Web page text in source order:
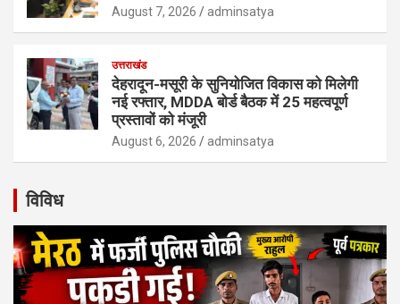
August 7, 2026 adminsatya
उत्तराखंड
देहरादून-मसूरी के सुनियोजित विकास को मिलेगी
नई रफ्तार, MDDA बोर्ड बैठक में 25 महत्वपूर्ण
प्रस्तावों को मंजूरी
August 6, 2026 adminsatya
विविध